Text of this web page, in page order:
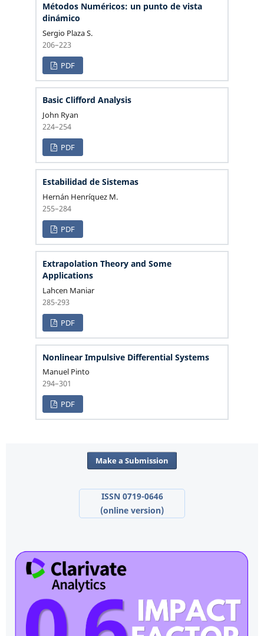
Métodos Numéricos: un punto de vista
dinámico
Sergio Plaza S.
206–223
PDF
Basic Clifford Analysis
John Ryan
224–254
PDF
Estabilidad de Sistemas
Hernán Henríquez M.
255–284
PDF
Extrapolation Theory and Some
Applications
Lahcen Maniar
285-293
PDF
Nonlinear Impulsive Differential Systems
Manuel Pinto
294–301
PDF
Make a Submission
ISSN 0719-0646
(online version)